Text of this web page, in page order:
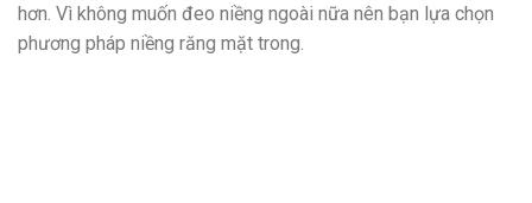
hơn. Vì không muốn đeo niềng ngoài nữa nên bạn lựa chọn
phương pháp niềng răng mặt trong.